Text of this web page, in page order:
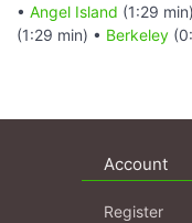
• Angel Island (1:29
(1:29 min) • Berkeley
Account
Register